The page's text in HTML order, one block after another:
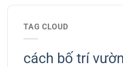
TAG CLOUD
cách bố trí